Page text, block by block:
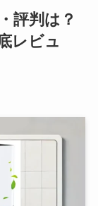
評判は？
レビュ